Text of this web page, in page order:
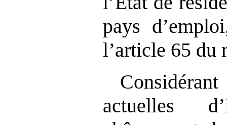
pays
l’article 65 du
actuelles